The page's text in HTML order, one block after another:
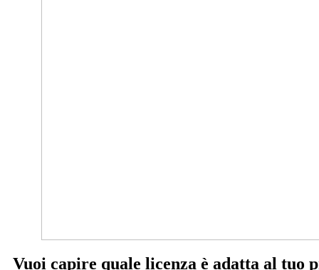
Vuoi capire quale licenza è adatta al tuo